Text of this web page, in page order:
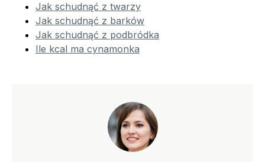
Jak schudnąć z twarzy
Jak schudnąć z barków
Jak schudnąć z podbródka
Ile kcal ma cynamonka